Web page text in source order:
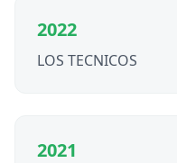
2022
LOS TECNICOS
2021